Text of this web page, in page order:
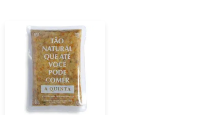
brinquedos que vão deixar seu pet mais feliz e ativo,
roupas, acessórios e muito mais!